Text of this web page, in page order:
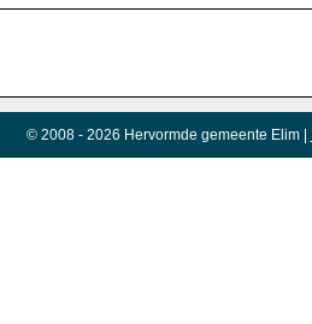
© 2008 - 2026 Hervormde gemeente Elim |